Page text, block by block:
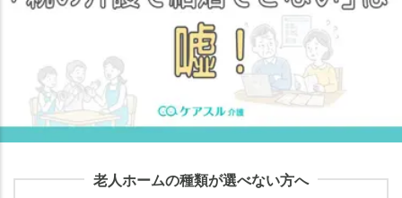
老人ホームの種類が選べない方へ
介護
めに
「結
婚で
きな
い」